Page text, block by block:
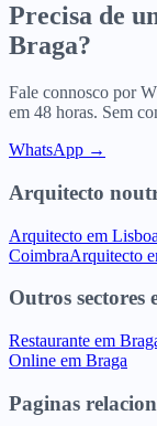
Precisa de
Braga?
Fale connosco por
em 48 horas. Sem
WhatsApp →
Arquitecto
Arquitecto em Lisboa
CoimbraArquitecto
Outros sectores
Restaurante em
Online em Braga
Paginas